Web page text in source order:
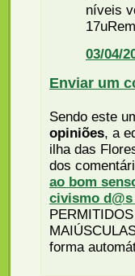
níveis
03/04/
Enviar um
Sendo este
opiniões, a
ilha das
dos
ao bom
civismo
forma